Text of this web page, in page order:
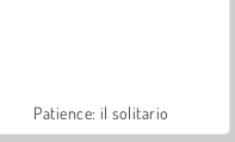
Patience: il solitario